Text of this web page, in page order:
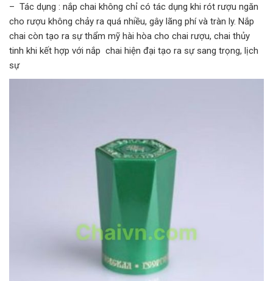
– Tác dụng : nắp chai không chỉ có tác dụng khi rót rượu ngăn
cho rượu không chảy ra quá nhiều, gây lãng phí và tràn ly. Nắp
chai còn tạo ra sự thẩm mỹ hài hòa cho chai rượu, chai thủy
tinh khi kết hợp với nắp chai hiện đại tạo ra sự sang trọng, lịch
sự